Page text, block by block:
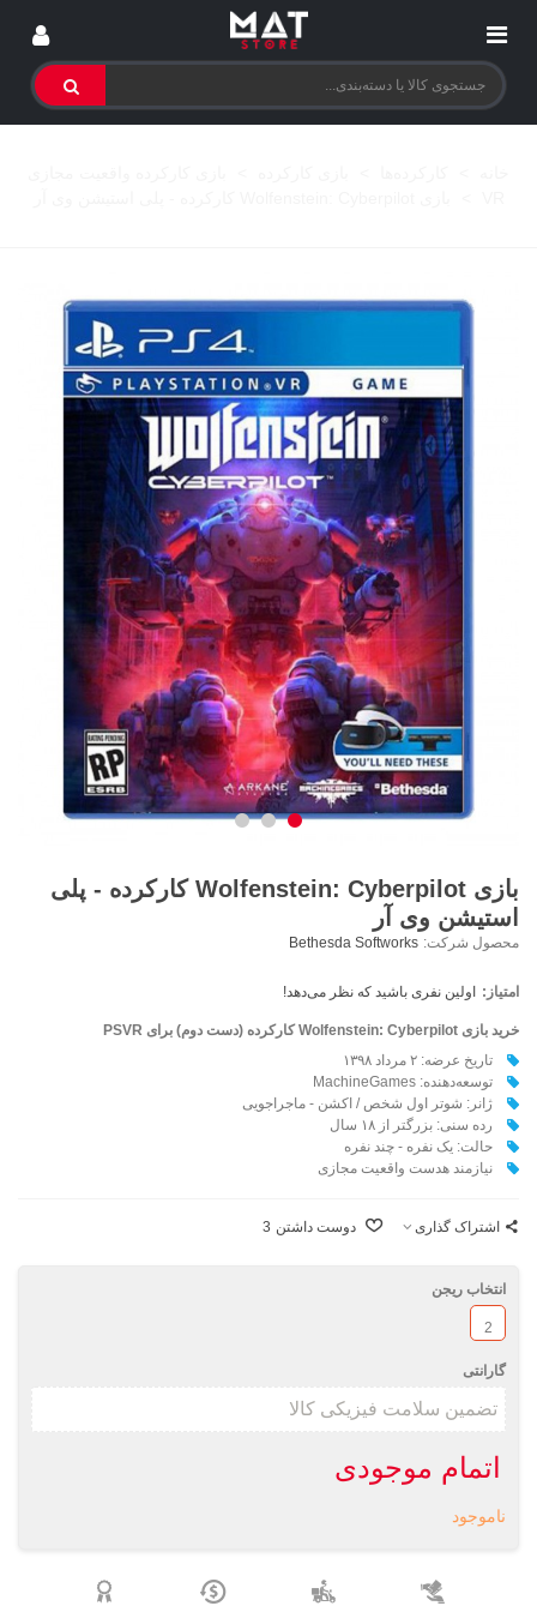
بازی Wolfenstein: Cyberpilot کارکرده - پلی
استیشن وی آر
محصول شرکت: Bethesda Softworks
امتیاز: اولین نفری باشید که نظر می‌دهد!
خرید بازی Wolfenstein: Cyberpilot کارکرده (دست دوم) برای PSVR
تاریخ عرضه: ۲ مرداد ۱۳۹۸
توسعه‌دهنده: MachineGames
ژانر: شوتر اول شخص / اکشن - ماجراجویی
رده سنی: بزرگتر از ۱۸ سال
حالت: یک نفره - چند نفره
نیازمند هدست واقعیت مجازی
اشتراک گذاری دوست داشتن 3
انتخاب ریجن
2
گارانتی
اتمام موجودی
ناموجود